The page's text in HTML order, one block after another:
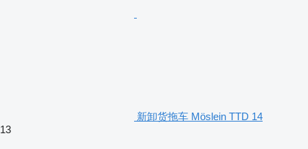
新卸货拖车 Möslein TTD 14
13